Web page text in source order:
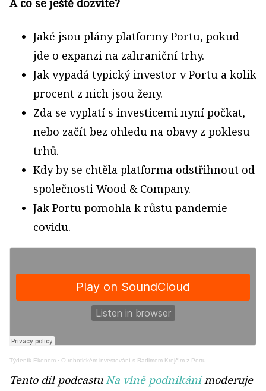
A co se ještě dozvíte?
Jaké jsou plány platformy Portu, pokud
jde o expanzi na zahraniční trhy.
Jak vypadá typický investor v Portu a kolik
procent z nich jsou ženy.
Zda se vyplatí s investicemi nyní počkat,
nebo začít bez ohledu na obavy z poklesu
trhů.
Kdy by se chtěla platforma odstřihnout od
společnosti Wood & Company.
Jak Portu pomohla k růstu pandemie
covidu.
Týdeník Ekonom · O robotickém investování s Radimem Krejčím z Portu
Tento díl podcastuNa vlně podnikánímoderuje